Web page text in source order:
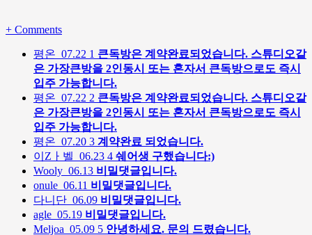
+ Comments
평온 07.22 1 큰독방은 계약완료되었습니다. 스튜디오같
은 가장큰방을 2인동시 또는 혼자서 큰독방으로도 즉시
입주 가능합니다.
평온 07.22 2 큰독방은 계약완료되었습니다. 스튜디오같
은 가장큰방을 2인동시 또는 혼자서 큰독방으로도 즉시
입주 가능합니다.
평온 07.20 3 계약완료 되었습니다.
이Zㅏ벨 06.23 4 쉐어생 구했습니다:)
Wooly 06.13 비밀댓글입니다.
onule 06.11 비밀댓글입니다.
다니단 06.09 비밀댓글입니다.
agle 05.19 비밀댓글입니다.
Meljoa 05.09 5 안녕하세요. 문의 드렸습니다.